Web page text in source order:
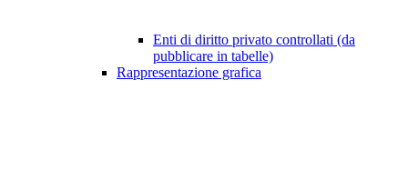
Enti di diritto privato controllati (da
pubblicare in tabelle)
Rappresentazione grafica